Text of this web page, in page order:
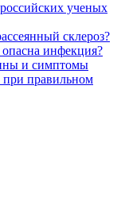
ученых
склероз?
инфекция?
и симптомы
при правильном